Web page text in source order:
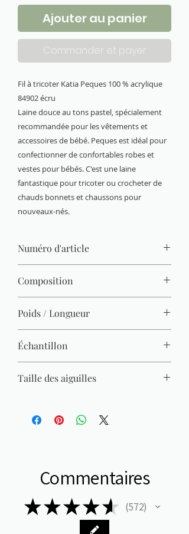
Ajouter au panier
Commander et payer
Fil à tricoter Katia Peques 100 % acrylique
84902 écru
Laine douce au tons pastel, spécialement
recommandée pour les vêtements et
accessoires de bébé. Peques est idéal pour
confectionner de confortables robes et
vestes pour bébés. C'est une laine
fantastique pour tricoter ou crocheter de
chauds bonnets et chaussons pour
nouveaux-nés.
Numéro d'article
Composition
Poids / Longueur
Échantillon
Taille des aiguilles
Commentaires
★★★★★ 572
572